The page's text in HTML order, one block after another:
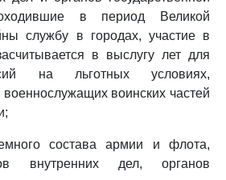
в период Великой
службу в городах, участие в
в выслугу лет для
на льготных условиях,
воинских частей
состава армии и флота,
внутренних дел, органов